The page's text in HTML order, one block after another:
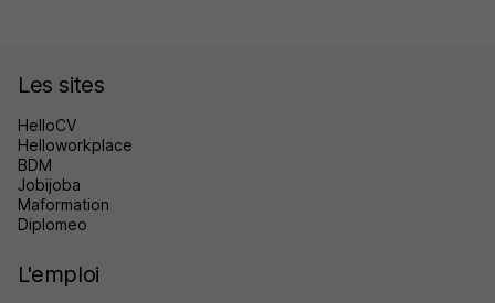
Les sites
HelloCV
Helloworkplace
BDM
Jobijoba
Maformation
Diplomeo
L'emploi